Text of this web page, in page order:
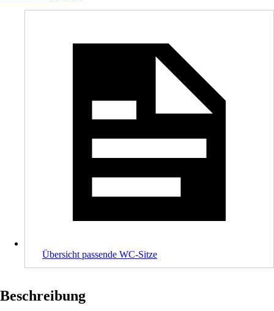
Übersicht passende WC-Sitze
Beschreibung